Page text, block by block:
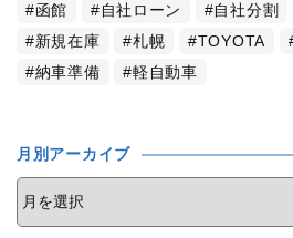
函館
自社ローン 自社分割
新規在庫
札幌 TOYOTA
納車準備
軽自動車
月別アーカイブ